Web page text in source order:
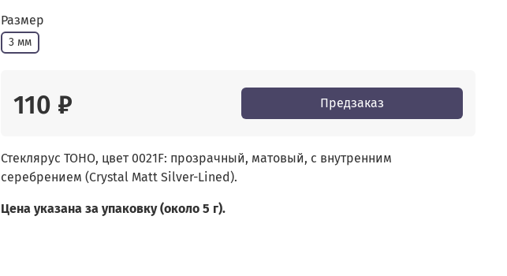
Размер
3 мм
110 ₽ Предзаказ
Стеклярус TOHO, цвет 0021F: прозрачный, матовый, с внутренним
серебрением (Crystal Matt Silver-Lined).
Цена указана за упаковку (около 5 г).